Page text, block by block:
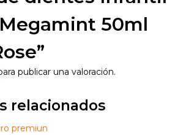
50ml
publicar una valoración.
relacionados